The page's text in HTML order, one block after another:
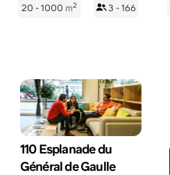
20 - 1000 m2 3 - 166
110 Esplanade du
Général de Gaulle